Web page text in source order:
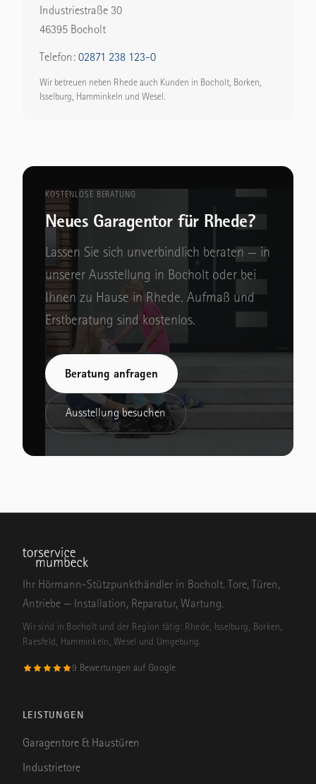
Industriestraße 30
46395 Bocholt
Telefon: 02871 238 123-0
Wir betreuen neben Rhede auch Kunden in Bocholt, Borken,
Isselburg, Hamminkeln und Wesel.
KOSTENLOSE BERATUNG
Neues Garagentor für Rhede?
Lassen Sie sich unverbindlich beraten — in
unserer Ausstellung in Bocholt oder bei
Ihnen zu Hause in Rhede. Aufmaß und
Erstberatung sind kostenlos.
Beratung anfragen
Ausstellung besuchen
Ihr Hörmann-Stützpunkthändler in Bocholt. Tore, Türen,
Antriebe — Installation, Reparatur, Wartung.
Wir sind in Bocholt und der Region tätig: Rhede, Isselburg, Borken,
Raesfeld, Hamminkeln, Wesel und Umgebung.
9 Bewertungen auf Google
LEISTUNGEN
Garagentore & Haustüren
Industrietore